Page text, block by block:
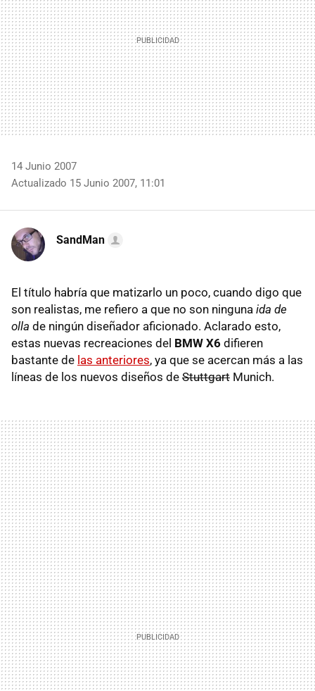
14 Junio 2007
Actualizado 15 Junio 2007, 11:01
SandMan
El título habría que matizarlo un poco, cuando digo que
son realistas, me refiero a que no son ninguna ida de
olla de ningún diseñador aficionado. Aclarado esto,
estas nuevas recreaciones del BMW X6 difieren
bastante de las anteriores, ya que se acercan más a las
líneas de los nuevos diseños de Stuttgart Munich.